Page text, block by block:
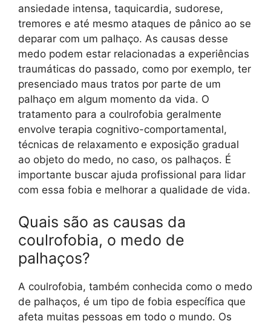
ansiedade intensa, taquicardia, sudorese,
tremores e até mesmo ataques de pânico ao se
deparar com um palhaço. As causas desse
medo podem estar relacionadas a experiências
traumáticas do passado, como por exemplo, ter
presenciado maus tratos por parte de um
palhaço em algum momento da vida. O
tratamento para a coulrofobia geralmente
envolve terapia cognitivo-comportamental,
técnicas de relaxamento e exposição gradual
ao objeto do medo, no caso, os palhaços. É
importante buscar ajuda profissional para lidar
com essa fobia e melhorar a qualidade de vida.
Quais são as causas da
coulrofobia, o medo de
palhaços?
A coulrofobia, também conhecida como o medo
de palhaços, é um tipo de fobia específica que
afeta muitas pessoas em todo o mundo. Os